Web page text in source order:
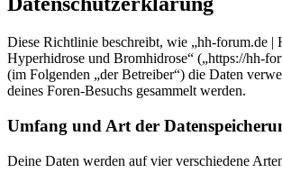
Diese Richtlinie beschreibt, wie „hh-forum.de |
Hyperhidrose und Bromhidrose“ („https://hh-
(im Folgenden „der Betreiber“) die Daten
deines Foren-Besuchs gesammelt werden.
Umfang und Art der
Deine Daten werden auf vier verschiedene